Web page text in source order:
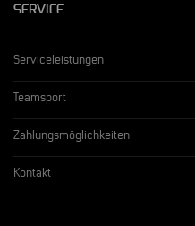
SERVICE
Serviceleistungen
Teamsport
Zahlungsmöglichkeiten
Kontakt